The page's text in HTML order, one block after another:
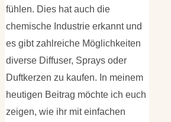
fühlen. Dies hat auch die
chemische Industrie erkannt und
es gibt zahlreiche Möglichkeiten
diverse Diffuser, Sprays oder
Duftkerzen zu kaufen. In meinem
heutigen Beitrag möchte ich euch
zeigen, wie ihr mit einfachen